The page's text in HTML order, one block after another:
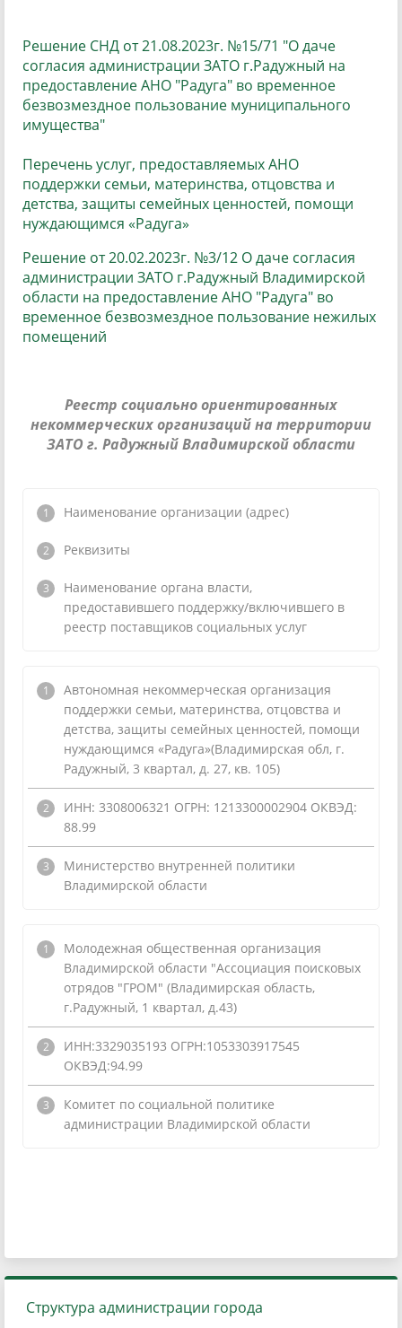
Решение СНД от 21.08.2023г. №15/71 "О даче
согласия администрации ЗАТО г.Радужный на
предоставление АНО "Радуга" во временное
безвозмездное пользование муниципального
имущества"
Перечень услуг, предоставляемых АНО
поддержки семьи, материнства, отцовства и
детства, защиты семейных ценностей, помощи
нуждающимся «Радуга»
Решение от 20.02.2023г. №3/12 О даче согласия
администрации ЗАТО г.Радужный Владимирской
области на предоставление АНО "Радуга" во
временное безвозмездное пользование нежилых
помещений
Реестр социально ориентированных
некоммерческих организаций на территории
ЗАТО г. Радужный Владимирской области
Наименование организации (адрес)
Реквизиты
Наименование органа власти,
предоставившего поддержку/включившего в
реестр поставщиков социальных услуг
Автономная некоммерческая организация
поддержки семьи, материнства, отцовства и
детства, защиты семейных ценностей, помощи
нуждающимся «Радуга»(Владимирская обл, г.
Радужный, 3 квартал, д. 27, кв. 105)
ИНН: 3308006321 ОГРН: 1213300002904 ОКВЭД:
88.99
Министерство внутренней политики
Владимирской области
Молодежная общественная организация
Владимирской области "Ассоциация поисковых
отрядов "ГРОМ" (Владимирская область,
г.Радужный, 1 квартал, д.43)
ИНН:3329035193 ОГРН:1053303917545
ОКВЭД:94.99
Комитет по социальной политике
администрации Владимирской области
Структура администрации города